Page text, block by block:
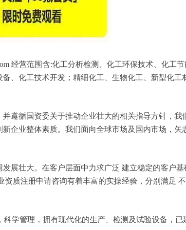
经营范围含:化工分析检测、化工环保技术、化工
、化工技术开发；精细化工、生物化工、新型化工
遵循国资委关于推动企业壮大的相关指导方针，
企业整体素质。我们面向全球市场及国内市场，矢
展壮大。在客户层面中力求广泛 建立稳定的客户
质注册申请咨询有着丰富的实操经验，分别满足
学管理，拥有现代化的生产、检测及试验设备，